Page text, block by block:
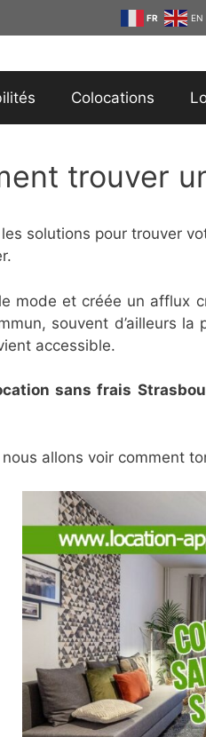
FR EN
Colocations
trouver
solutions pour trouver
mode et créée un afflux
souvent d’ailleurs
accessible.
sans frais
nous allons voir comment